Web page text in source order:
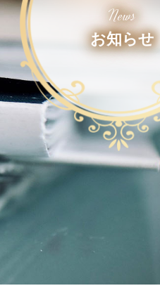
News
お知らせ